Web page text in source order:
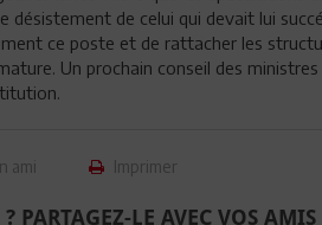
de celui qui devait lui
ce poste et de rattacher les
Un prochain conseil des
ami Imprimer
PARTAGEZ-LE AVEC VOS AMIS